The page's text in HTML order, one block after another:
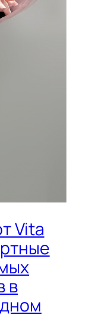
Vita
в